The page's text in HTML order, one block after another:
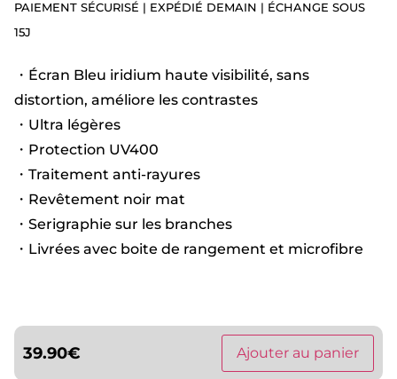
PAIEMENT SÉCURISÉ | EXPÉDIÉ DEMAIN | ÉCHANGE SOUS
15J
・Écran Bleu iridium haute visibilité, sans
distortion, améliore les contrastes
・Ultra légères
・Protection UV400
・Traitement anti-rayures
・Revêtement noir mat
・Serigraphie sur les branches
・Livrées avec boite de rangement et microfibre
39.90€ Ajouter au panier